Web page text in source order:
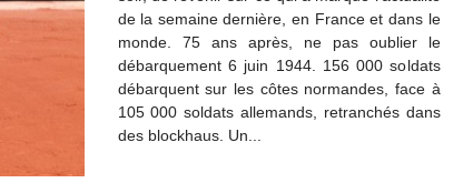
de la semaine dernière, en France et dans le
monde. 75 ans après, ne pas oublier le
débarquement 6 juin 1944. 156 000 soldats
débarquent sur les côtes normandes, face à
105 000 soldats allemands, retranchés dans
des blockhaus. Un...